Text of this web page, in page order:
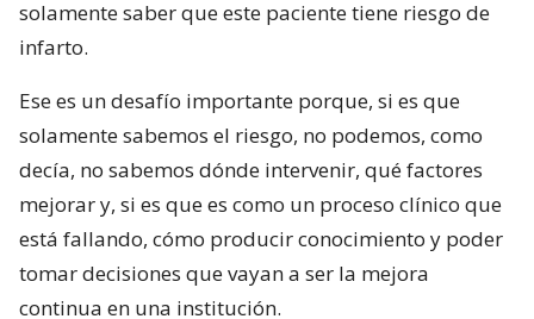
solamente saber que este paciente tiene riesgo de
infarto.
Ese es un desafío importante porque, si es que
solamente sabemos el riesgo, no podemos, como
decía, no sabemos dónde intervenir, qué factores
mejorar y, si es que es como un proceso clínico que
está fallando, cómo producir conocimiento y poder
tomar decisiones que vayan a ser la mejora
continua en una institución.